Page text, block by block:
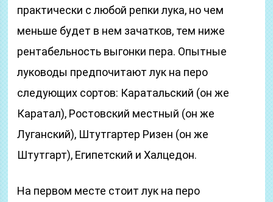
практически с любой репки лука, но чем
меньше будет в нем зачатков, тем ниже
рентабельность выгонки пера. Опытные
луководы предпочитают лук на перо
следующих сортов: Каратальский (он же
Каратал), Ростовский местный (он же
Луганский), Штутгартер Ризен (он же
Штутгарт), Египетский и Халцедон.
На первом месте стоит лук на перо